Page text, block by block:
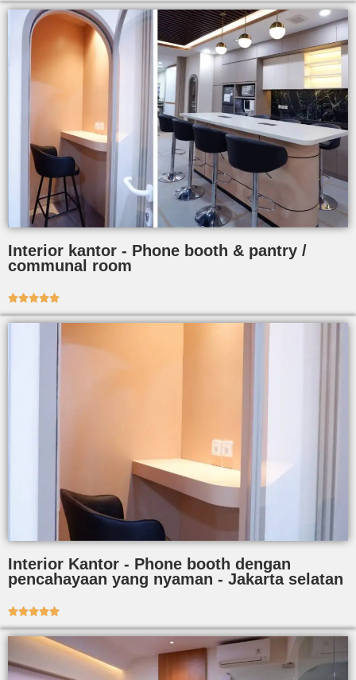
Interior kantor - Phone booth & pantry /
communal room

Interior Kantor - Phone booth dengan
pencahayaan yang nyaman - Jakarta selatan
